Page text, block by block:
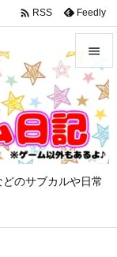
のサブカルや日常


メニュ

サイド

前へ
 RSS Feedly